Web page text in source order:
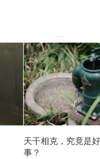
天干相克，究竟是
事？